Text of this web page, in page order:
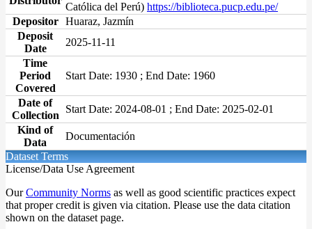
Católica del Perú) https://biblioteca.pucp.edu.pe/
Depositor
Huaraz, Jazmín
Deposit
Date
2025-11-11
Time
Period
Covered
Start Date: 1930 ; End Date: 1960
Date of
Collection
Start Date: 2024-08-01 ; End Date: 2025-02-01
Kind of
Data
Documentación
Dataset Terms
License/Data Use Agreement
OurCommunity Norms as well as good scientific practices expect
that proper credit is given via citation. Please use the data citation
shown on the dataset page.